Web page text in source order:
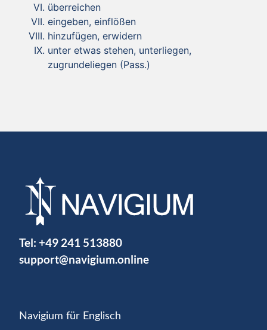
überreichen
eingeben, einflößen
hinzufügen, erwidern
unter etwas stehen, unterliegen,
zugrundeliegen (Pass.)
Tel: +49 241 513880
support@navigium.online
Navigium für Englisch